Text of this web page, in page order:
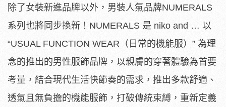
除了女裝新進品牌以外，男裝人氣品牌NUMERALS
系列也將同步換新！NUMERALS 是 niko and … 以
“USUAL FUNCTION WEAR（日常的機能服）” 為理
念的推出的男性服飾品牌，以親膚的穿著體驗為首要
考量，結合現代生活快節奏的需求，推出多款舒適、
透氣且無負擔的機能服飾，打破傳統束縛，重新定義